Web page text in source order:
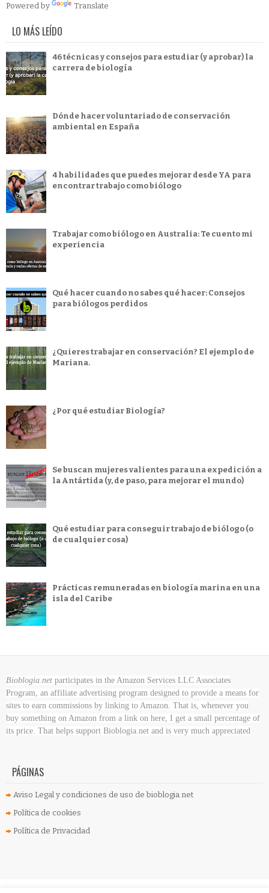
Powered by Translate
LO MÁS LEÍDO
46 técnicas y consejos para estudiar (y aprobar) la
carrera de biología
Dónde hacer voluntariado de conservación
ambiental en España
4 habilidades que puedes mejorar desde YA para
encontrar trabajo como biólogo
Trabajar como biólogo en Australia: Te cuento mi
experiencia
Qué hacer cuando no sabes qué hacer: Consejos
para biólogos perdidos
¿Quieres trabajar en conservación? El ejemplo de
Mariana.
¿Por qué estudiar Biología?
Se buscan mujeres valientes para una expedición a
la Antártida (y, de paso, para mejorar el mundo)
Qué estudiar para conseguir trabajo de biólogo (o
de cualquier cosa)
Prácticas remuneradas en biología marina en una
isla del Caribe
Bioblogia.net participates in the Amazon Services LLC Associates
Program, an affiliate advertising program designed to provide a means for
sites to earn commissions by linking to Amazon. That is, whenever you
buy something on Amazon from a link on here, I get a small percentage of
its price. That helps support Bioblogia.net and is very much appreciated
PÁGINAS
Aviso Legal y condiciones de uso de bioblogia.net
Política de cookies
Política de Privacidad